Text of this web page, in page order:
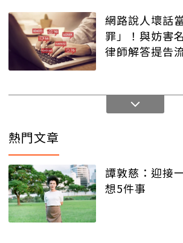
網路說人壞話
罪」！與妨害
律師解答提告
熱門文章
譚敦慈：迎接
想5件事